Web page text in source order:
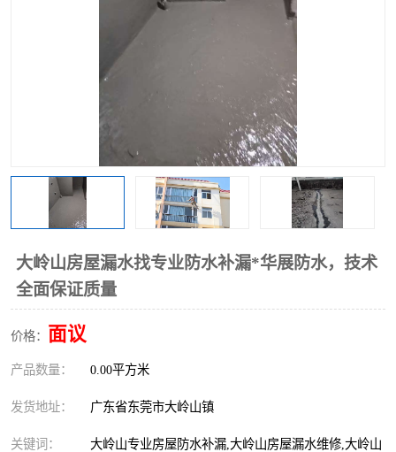
大岭山房屋漏水找专业防水补漏*华展防水，技术
全面保证质量
价格： 面议
产品数量： 0.00平方米
发货地址： 广东省东莞市大岭山镇
关键词：
大岭山专业房屋防水补漏,大岭山房屋漏水维修,大岭山